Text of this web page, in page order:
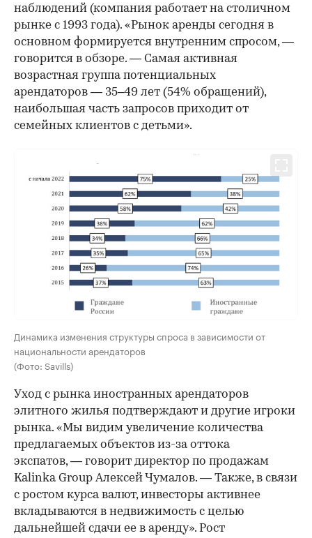
наблюдений (компания работает на столичном
рынке с 1993 года). «Рынок аренды сегодня в
основном формируется внутренним спросом, —
говорится в обзоре. — Самая активная
возрастная группа потенциальных
арендаторов — 35–49 лет (54% обращений),
наибольшая часть запросов приходит от
семейных клиентов с детьми».
Динамика изменения структуры спроса в зависимости от
национальности арендаторов
(Фото: Savills)
Уход с рынка иностранных арендаторов
элитного жилья подтверждают и другие игроки
рынка. «Мы видим увеличение количества
предлагаемых объектов из-за оттока
экспатов, — говорит директор по продажам
Kalinka Group Алексей Чумалов. — Также, в связи
с ростом курса валют, инвесторы активнее
вкладываются в недвижимость с целью
дальнейшей сдачи ее в аренду». Рост